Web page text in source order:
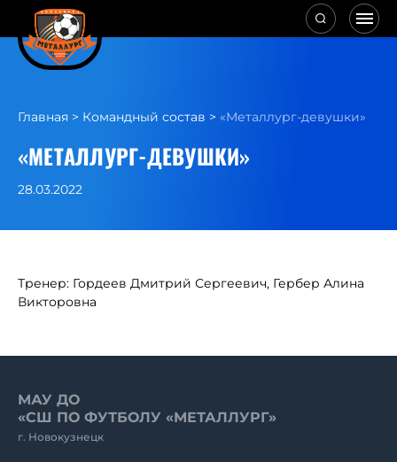
Главная > Командный состав > «Металлург-девушки»
«МЕТАЛЛУРГ-ДЕВУШКИ»
28.03.2022
Тренер: Гордеев Дмитрий Сергеевич, Гербер Алина
Викторовна
МАУ ДО
«СШ ПО ФУТБОЛУ «МЕТАЛЛУРГ»
г. Новокузнецк